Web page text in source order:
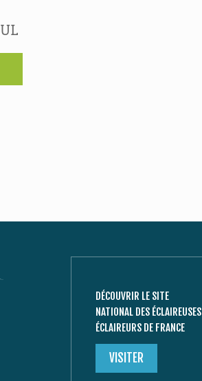
DÉCOUVRIR LE SITE
NATIONAL DES ÉCLAIREUSES
ÉCLAIREURS DE FRANCE
VISITER